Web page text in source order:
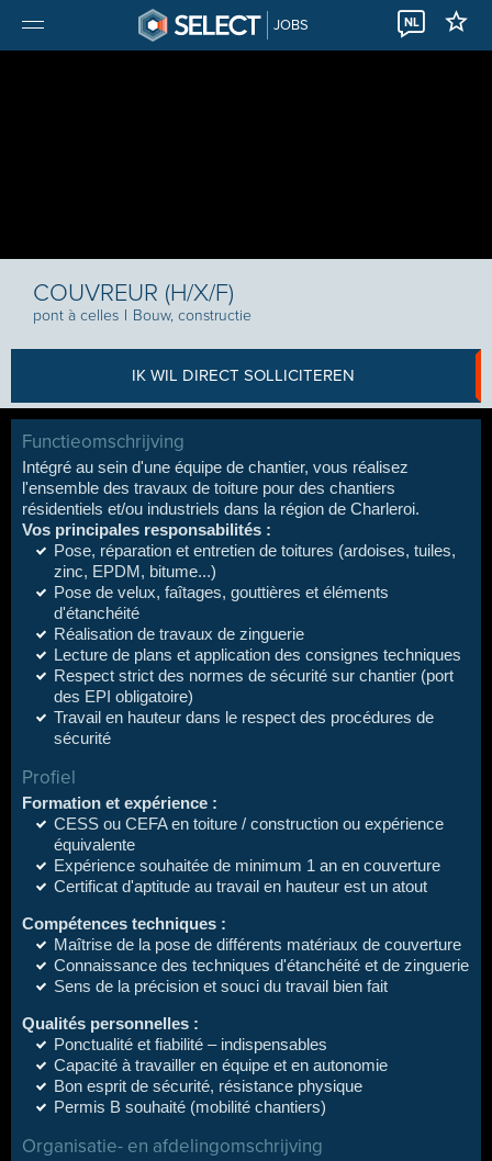
JOBS NL
COUVREUR (H/X/F)
pont à celles I Bouw, constructie
IK WIL DIRECT SOLLICITEREN
Functieomschrijving
Intégré au sein d'une équipe de chantier, vous réalisez
l'ensemble des travaux de toiture pour des chantiers
résidentiels et/ou industriels dans la région de Charleroi.
Vos principales responsabilités :
Pose, réparation et entretien de toitures (ardoises, tuiles,
zinc, EPDM, bitume...)
Pose de velux, faîtages, gouttières et éléments
d'étanchéité
Réalisation de travaux de zinguerie
Lecture de plans et application des consignes techniques
Respect strict des normes de sécurité sur chantier (port
des EPI obligatoire)
Travail en hauteur dans le respect des procédures de
sécurité
Profiel
Formation et expérience :
CESS ou CEFA en toiture / construction ou expérience
équivalente
Expérience souhaitée de minimum 1 an en couverture
Certificat d'aptitude au travail en hauteur est un atout
Compétences techniques :
Maîtrise de la pose de différents matériaux de couverture
Connaissance des techniques d'étanchéité et de zinguerie
Sens de la précision et souci du travail bien fait
Qualités personnelles :
Ponctualité et fiabilité – indispensables
Capacité à travailler en équipe et en autonomie
Bon esprit de sécurité, résistance physique
Permis B souhaité (mobilité chantiers)
Organisatie- en afdelingomschrijving